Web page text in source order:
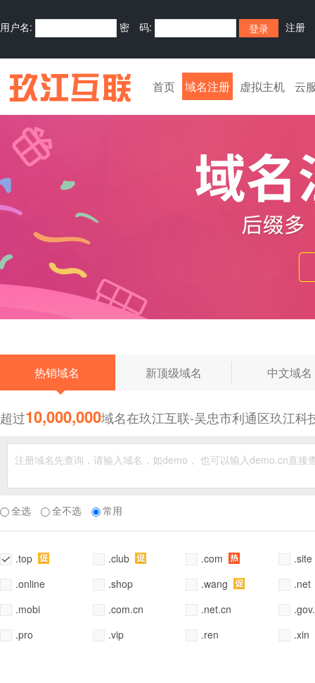
用户名: 密 码: 注册
首页 域名注册 虚拟主机 云
热销域名 新顶级域名 中文域名
超过10,000,000域名在玖江互联-吴忠市利通区玖江科
全选 全不选 常用
.top .club .com
.site
.online
.shop .wang
.net
.mobi
.com.cn .net.cn
.pro
.vip .ren .xin